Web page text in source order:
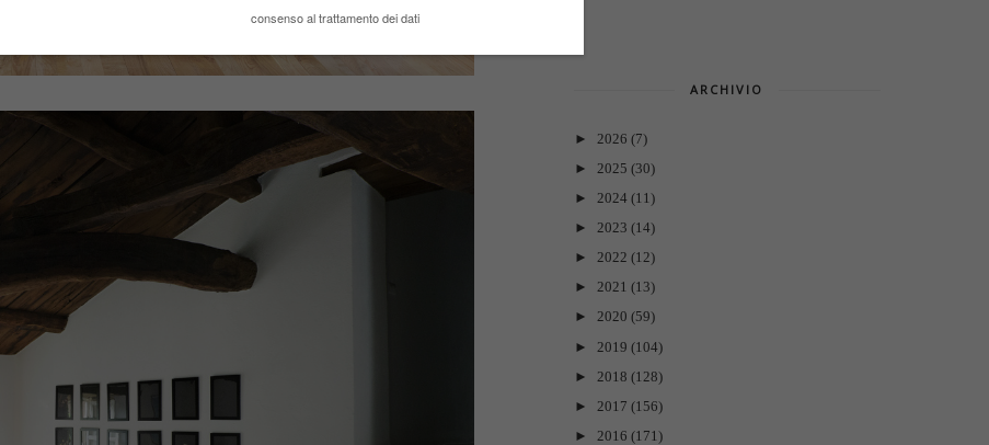
ARCHIVIO
► 2026 (7)
► 2025 (30)
► 2024 (11)
► 2023 (14)
► 2022 (12)
► 2021 (13)
► 2020 (59)
► 2019 (104)
► 2018 (128)
► 2017 (156)
► 2016 (171)